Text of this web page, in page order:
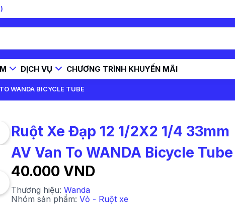
DỊCH VỤ CHƯƠNG TRÌNH KHUYẾN MÃI
WANDA BICYCLE TUBE
Ruột Xe Đạp 12 1/2X2 1/4 33mm
AV Van To WANDA Bicycle Tube
40.000 VND
Thương hiệu: Wanda
Nhóm sản phẩm: Vỏ - Ruột xe